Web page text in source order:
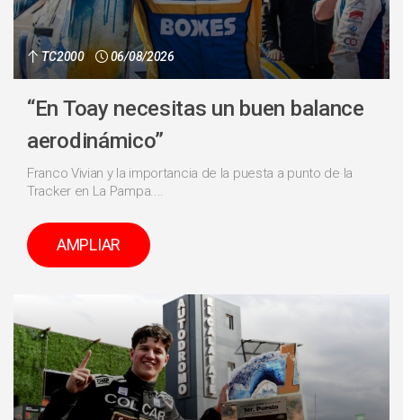
TC2000 06/08/2026
“En Toay necesitas un buen balance
aerodinámico”
Franco Vivian y la importancia de la puesta a punto de la
Tracker en La Pampa....
AMPLIAR